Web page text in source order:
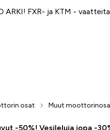
ARKI! FXR- ja KTM -
osat Muut
-50%! Vesileluja jopa -